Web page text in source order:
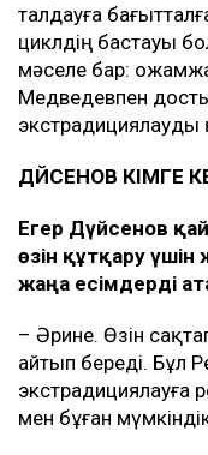
талдауға
циклдің бастауы
мәселе бар:
Медведевпен
ДҮЙСЕНОВ КІМГЕ
Егер Дүйсенов
өзін құтқару үшін
жаңа есімдерді
– Әрине. Өзін
айтып береді. Бұл
экстрадициялауға
мен бұған